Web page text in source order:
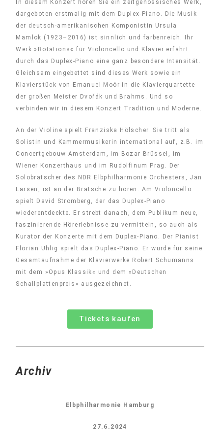
In diesem Konzert hören Sie ein zeitgenössisches Werk,
dargeboten erstmalig mit dem Duplex-Piano. Die Musik
der deutsch-amerikanischen Komponistin Ursula
Mamlok (1923–2016) ist sinnlich und farbenreich. Ihr
Werk »Rotations« für Violoncello und Klavier erfährt
durch das Duplex-Piano eine ganz besondere Intensität.
Gleichsam eingebettet sind dieses Werk sowie ein
Klavierstück von Emanuel Moór in die Klavierquartette
der großen Meister Dvořák und Brahms. Und so
verbinden wir in diesem Konzert Tradition und Moderne.
An der Violine spielt Franziska Hölscher. Sie tritt als
Solistin und Kammermusikerin international auf, z.B. im
Concertgebouw Amsterdam, im Bozar Brüssel, im
Wiener Konzerthaus und im Rudolfinum Prag. Der
Solobratscher des NDR Elbphilharmonie Orchesters, Jan
Larsen, ist an der Bratsche zu hören. Am Violoncello
spielt David Stromberg, der das Duplex-Piano
wiederentdeckte. Er strebt danach, dem Publikum neue,
faszinierende Hörerlebnisse zu vermitteln, so auch als
Kurator der Konzerte mit dem Duplex-Piano. Der Pianist
Florian Uhlig spielt das Duplex-Piano. Er wurde für seine
Gesamtaufnahme der Klavierwerke Robert Schumanns
mit dem »Opus Klassik« und dem »Deutschen
Schallplattenpreis« ausgezeichnet.
Tickets kaufen
Archiv
Elbphilharmonie Hamburg
27.6.2024